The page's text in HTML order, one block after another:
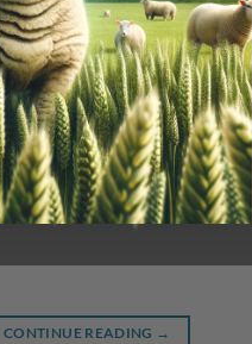
CONTINUE READING →